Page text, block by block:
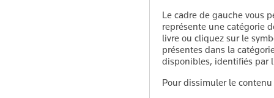
Le cadre de gauche vous
représente une catégorie
livre ou cliquez sur le
présentes dans la
disponibles, identifiés par
Pour dissimuler le